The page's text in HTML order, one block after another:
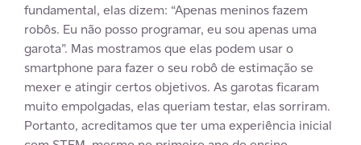
fundamental, elas dizem: “Apenas meninos fazem
robôs. Eu não posso programar, eu sou apenas uma
garota”. Mas mostramos que elas podem usar o
smartphone para fazer o seu robô de estimação se
mexer e atingir certos objetivos. As garotas ficaram
muito empolgadas, elas queriam testar, elas sorriram.
Portanto, acreditamos que ter uma experiência inicial